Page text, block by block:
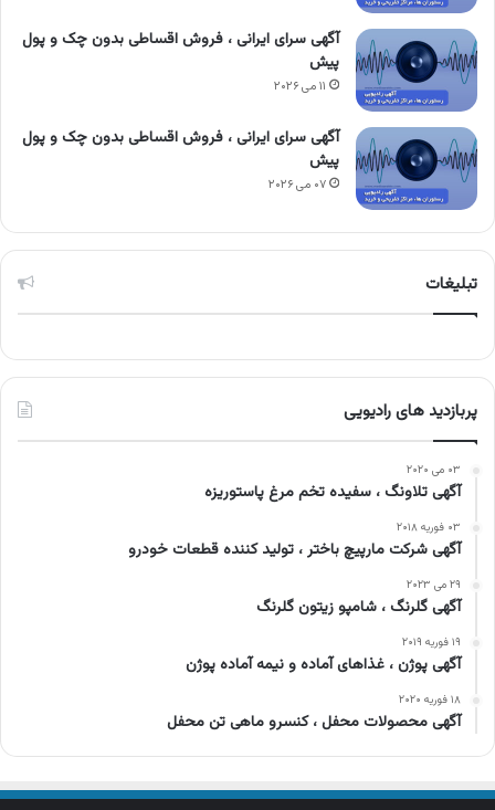
آگهی سرای ایرانی ، فروش اقساطی بدون چک و پول
پیش
۱۱ می ۲۰۲۶
آگهی سرای ایرانی ، فروش اقساطی بدون چک و پول
پیش
۰۷ می ۲۰۲۶
تبلیغات
پربازدید های رادیویی
۰۳ می ۲۰۲۰
آگهی تلاونگ ، سفیده تخم مرغ پاستوریزه
۰۳ فوریه ۲۰۱۸
آگهی شرکت مارپیچ باختر ، تولید کننده قطعات خودرو
۲۹ می ۲۰۲۳
آگهی گلرنگ ، شامپو زیتون گلرنگ
۱۹ فوریه ۲۰۱۹
آگهی پوژن ، غذاهای آماده و نیمه آماده پوژن
۱۸ فوریه ۲۰۲۰
آگهی محصولات محفل ، کنسرو ماهی تن محفل